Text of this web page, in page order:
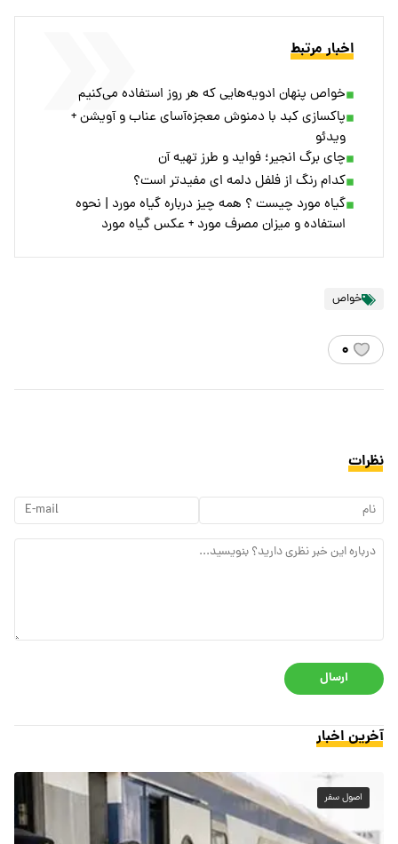
اخبار مرتبط
خواص پنهان ادویه‌هایی که هر روز استفاده می‌کنیم
پاکسازی کبد با دمنوش معجزه‌آسای عناب و آویشن +
ویدئو
چای برگ انجیر؛ فواید و طرز تهیه آن
کدام رنگ از فلفل دلمه ای مفیدتر است؟
گیاه مورد چیست ؟ همه چیز درباره گیاه مورد | نحوه
استفاده و میزان مصرف مورد + عکس گیاه مورد
خواص
۰
نظرات
ارسال
آخرین اخبار
اصول سفر